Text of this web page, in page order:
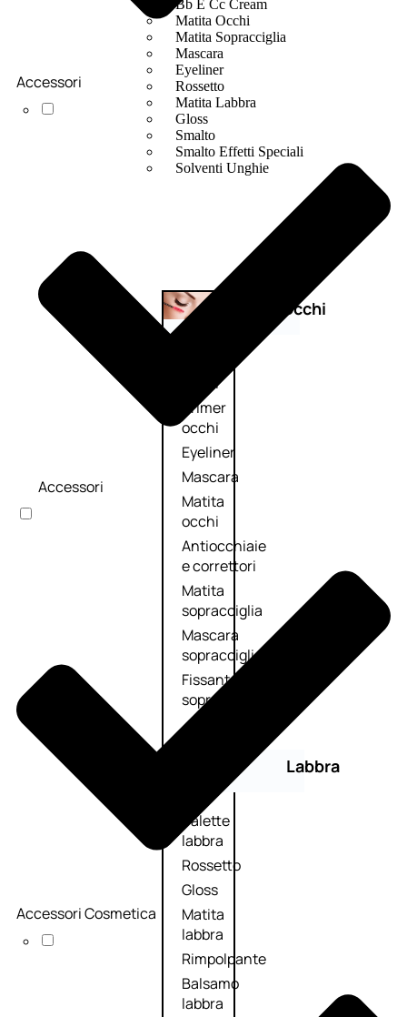
Bb E Cc Cream
Matita Occhi
Matita Sopracciglia
Mascara
Eyeliner
Rossetto
Matita Labbra
Gloss
Smalto
Smalto Effetti Speciali
Solventi Unghie
Occhi
occhi
Primer
occhi
Eyeliner
Mascara
Matita
occhi
Antiocchiaie
e correttori
Matita
sopracciglia
Mascara
sopracciglia
Fissante
sopracciglia
Labbra
Palette
labbra
Rossetto
Gloss
Matita
labbra
Rimpolpante
Balsamo
labbra
Accessori
Accessori
Accessori Cosmetica